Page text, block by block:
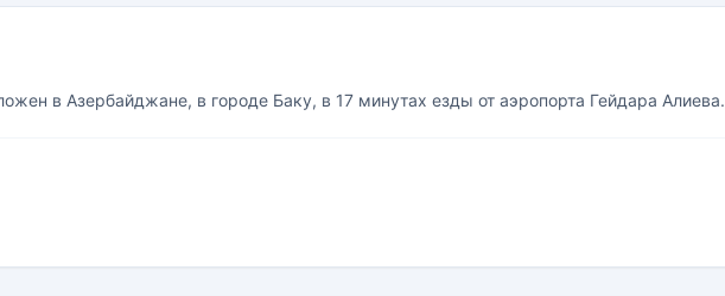
в Азербайджане, в городе Баку, в 17 минутах езды от аэропорта Гейдара Алиева.